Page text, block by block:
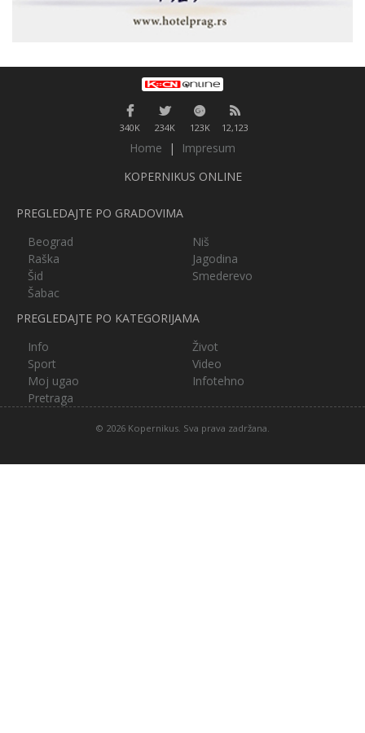
340K 234K 123K 12,123
Home |
Impresum
KOPERNIKUS ONLINE
PREGLEDAJTE PO GRADOVIMA
Beograd
Niš
Raška
Jagodina
Šid
Smederevo
Šabac
PREGLEDAJTE PO KATEGORIJAMA
Info
Život
Sport
Video
Moj ugao
Infotehno
Pretraga
© 2026 Kopernikus. Sva prava zadržana.